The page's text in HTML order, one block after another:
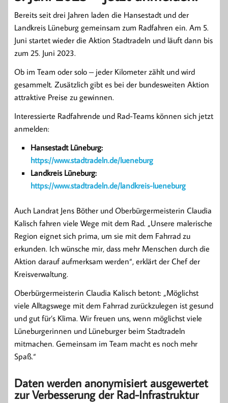
Bereits seit drei Jahren laden die Hansestadt und der
Landkreis Lüneburg gemeinsam zum Radfahren ein. Am 5.
Juni startet wieder die Aktion Stadtradeln und läuft dann bis
zum 25. Juni 2023.
Ob im Team oder solo – jeder Kilometer zählt und wird
gesammelt. Zusätzlich gibt es bei der bundesweiten Aktion
attraktive Preise zu gewinnen.
Interessierte Radfahrende und Rad-Teams können sich jetzt
anmelden:
Hansestadt Lüneburg:
https://www.stadtradeln.de/lueneburg
Landkreis Lüneburg:
https://www.stadtradeln.de/landkreis-lueneburg
Auch Landrat Jens Böther und Oberbürgermeisterin Claudia
Kalisch fahren viele Wege mit dem Rad. „Unsere malerische
Region eignet sich prima, um sie mit dem Fahrrad zu
erkunden. Ich wünsche mir, dass mehr Menschen durch die
Aktion darauf aufmerksam werden“, erklärt der Chef der
Kreisverwaltung.
Oberbürgermeisterin Claudia Kalisch betont: „Möglichst
viele Alltagswege mit dem Fahrrad zurückzulegen ist gesund
und gut für’s Klima. Wir freuen uns, wenn möglichst viele
Lüneburgerinnen und Lüneburger beim Stadtradeln
mitmachen. Gemeinsam im Team macht es noch mehr
Spaß.“
Daten werden anonymisiert ausgewertet
zur Verbesserung der Rad-Infrastruktur